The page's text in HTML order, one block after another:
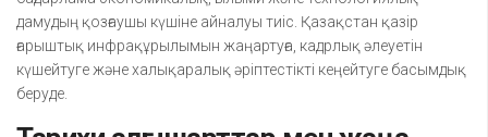
дамудың қозғаушы күшіне айналуы тиіс. Қазақстан қазір
ғарыштық инфрақұрылымын жаңартуға, кадрлық әлеуетін
күшейтуге және халықаралық әріптестікті кеңейтуге басымдық
беруде.